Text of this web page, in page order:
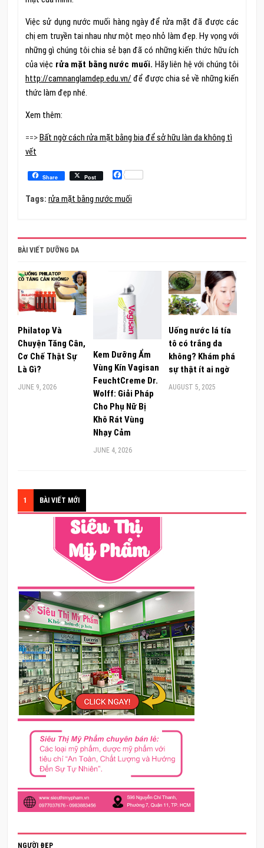
Việc sử dụng nước muối hàng ngày để rửa mặt đã được các
chị em truyền tai nhau như một mẹo nhỏ làm đẹp. Hy vọng với
những gì chúng tôi chia sẻ bạn đã có những kiến thức hữu ích
của việc rửa mặt bằng nước muối. Hãy liên hệ với chúng tôi
http://camnanglamdep.edu.vn/ để được chia sẻ về những kiến
thức làm đẹp nhé.
Xem thêm:
==>Bất ngờ cách rửa mặt bằng bia để sở hữu làn da không tì
vết
Share Post Facebook
Tags: rửa mặt bằng nước muối
BÀI VIẾT DƯỠNG DA
Philatop Và
Chuyện Tăng Cân,
Cơ Chế Thật Sự
Là Gì?
JUNE 9, 2026
Kem Dưỡng Ẩm
Vùng Kín Vagisan
FeuchtCreme Dr.
Wolff: Giải Pháp
Cho Phụ Nữ Bị
Khô Rát Vùng
Nhạy Cảm
JUNE 4, 2026
Uống nước lá tía
tô có trắng da
không? Khám phá
sự thật ít ai ngờ
AUGUST 5, 2025
1 BÀI VIẾT MỚI
NGƯỜI ĐẸP